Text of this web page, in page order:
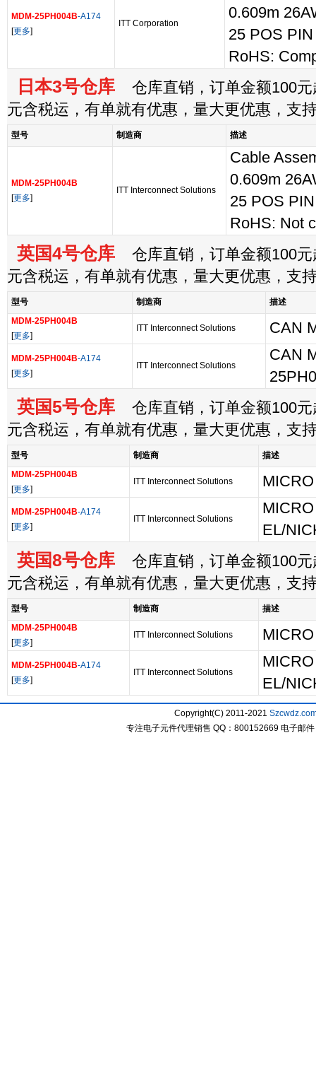
MDM-25PH004B-A174
[更多]
ITT Corporation
0.609m
25 POS
RoHS:
日本3号仓库 仓库直销，订单金额100元
元含税运，有单就有优惠，量大更优惠，支
型号 制造商 描述
MDM-25PH004B
[更多]
ITT Interconnect Solutions
Cable
0.609m
25 POS
RoHS: Not
英国4号仓库 仓库直销，订单金额100元
元含税运，有单就有优惠，量大更优惠，支
型号 制造商
描述
MDM-25PH004B
[更多]
ITT Interconnect Solutions CAN
MDM-25PH004B-A174
[更多]
ITT Interconnect Solutions
CAN
英国5号仓库 仓库直销，订单金额100元
元含税运，有单就有优惠，量大更优惠，支
型号 制造商
描述
MDM-25PH004B
[更多]
ITT Interconnect Solutions
MDM-25PH004B-A174
[更多]
ITT Interconnect Solutions
EL/
英国8号仓库 仓库直销，订单金额100元
元含税运，有单就有优惠，量大更优惠，支
型号 制造商
描述
MDM-25PH004B
[更多]
ITT Interconnect Solutions
MDM-25PH004B-A174
[更多]
ITT Interconnect Solutions
EL/
Copyright(C) 2011-2021
专注电子元件代理销售 QQ：800152669 电子邮